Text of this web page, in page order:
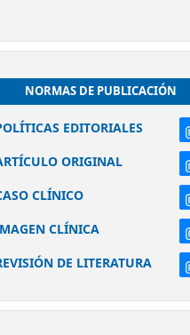
NORMAS DE PUBLICACIÓN
EDITORIALES
ORIGINAL
CLÍNICO
CLÍNICA
DE LITERATURA